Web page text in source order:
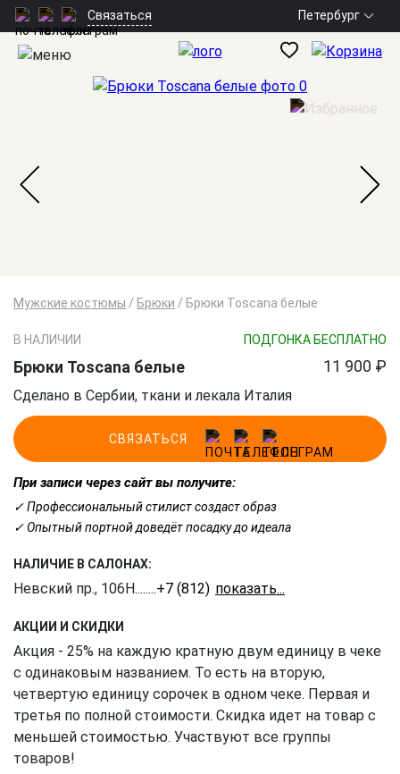
Связаться Петербург
Мужские костюмы / Брюки / Брюки Toscana белые
В НАЛИЧИИ ПОДГОНКА БЕСПЛАТНО
Брюки Toscana белые 11 900 ₽
Сделано в Сербии, ткани и лекала Италия
СВЯЗАТЬСЯ
При записи через сайт вы получите:
✓ Профессиональный стилист создаст образ
✓ Опытный портной доведёт посадку до идеала
НАЛИЧИЕ В САЛОНАХ:
Невский пр., 106Н........+7 (812) 309-16-55
АКЦИИ И СКИДКИ
Акция - 25% на каждую кратную двум единицу в чеке
с одинаковым названием. То есть на вторую,
четвертую единицу сорочек в одном чеке. Первая и
третья по полной стоимости. Скидка идет на товар с
меньшей стоимостью. Участвуют все группы
товаров!